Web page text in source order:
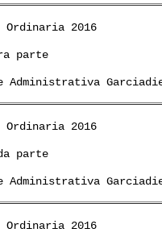
Ordinaria 2016
parte
Administrativa
Ordinaria 2016
parte
Administrativa
Ordinaria 2016